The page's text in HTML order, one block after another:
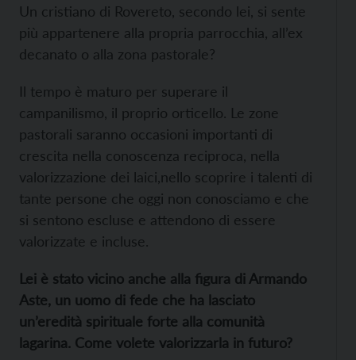
Un cristiano di Rovereto, secondo lei, si sente
più appartenere alla propria parrocchia, all’ex
decanato o alla zona pastorale?
Il tempo è maturo per superare il
campanilismo, il proprio orticello. Le zone
pastorali saranno occasioni importanti di
crescita nella conoscenza reciproca, nella
valorizzazione dei laici,nello scoprire i talenti di
tante persone che oggi non conosciamo e che
si sentono escluse e attendono di essere
valorizzate e incluse.
Lei è stato vicino anche alla figura di Armando
Aste, un uomo di fede che ha lasciato
un’eredità spirituale forte alla comunità
lagarina. Come volete valorizzarla in futuro?